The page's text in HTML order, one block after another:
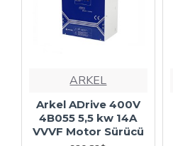
ARKEL
Arkel ADrive 400V
4B055 5,5 kw 14A
VVVF Motor Sürücü